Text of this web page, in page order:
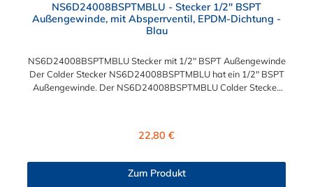
NS6D24008BSPTMBLU - Stecker 1/2" BSPT
Außengewinde, mit Absperrventil, EPDM-Dichtung -
Blau
NS6D24008BSPTMBLU Stecker mit 1/2" BSPT Außengewinde
Der Colder Stecker NS6D24008BSPTMBLU hat ein 1/2" BSPT
Außengewinde. Der NS6D24008BSPTMBLU Colder Stecker
Colder Stecker mit allen Kupplungen der CPC NS6-Serie
kombinieren.
Regulärer Preis:
22,80 €
Zum Produkt